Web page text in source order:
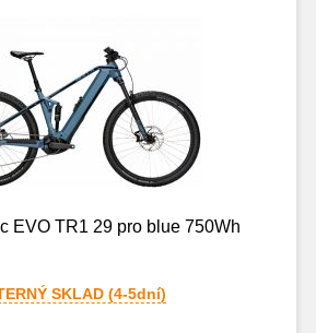
EVO TR1 29 pro blue 750Wh
SKLAD (4-5dní)